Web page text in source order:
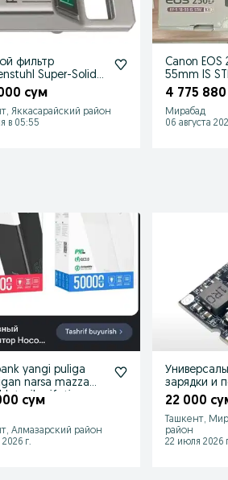
фильтр
Super-Solid.
сум
Яккасарайский район
в 05:55
Canon EOS
55mm IS
идеале,
4 775
Мирабад
06 августа
yangi puliga
narsa mazza
sifati
сум
Алмазарский район
2026 г.
зарядки и
22 000
Ташкент,
район
22 июля 2026